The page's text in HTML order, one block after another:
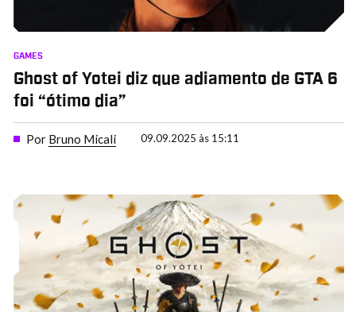
GAMES
Ghost of Yotei diz que adiamento de GTA 6
foi “ótimo dia”
Por Bruno Micali 09.09.2025 às 15:11